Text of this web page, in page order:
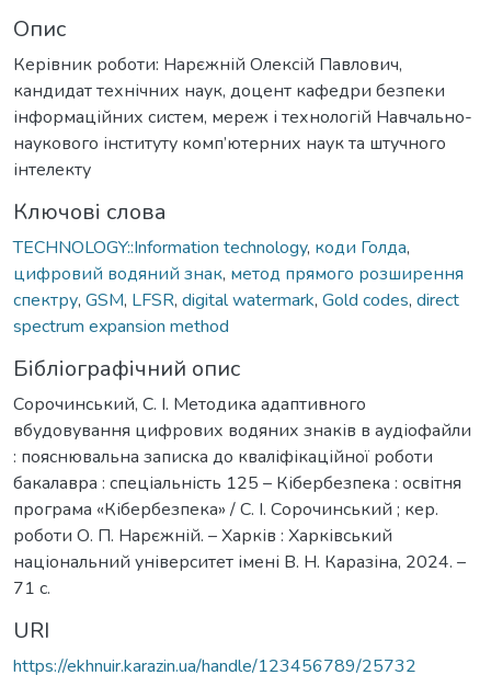
Опис
Керівник роботи: Нарєжній Олексій Павлович,
кандидат технічних наук, доцент кафедри безпеки
інформаційних систем, мереж і технологій Навчально-
наукового інституту комп’ютерних наук та штучного
інтелекту
Ключові слова
TECHNOLOGY::Information technology, коди Голда,
цифровий водяний знак, метод прямого розширення
спектру, GSM, LFSR, digital watermark, Gold codes, direct
spectrum expansion method
Бібліографічний опис
Сорочинський, С. І. Методика адаптивного
вбудовування цифрових водяних знаків в аудіофайли
: пояснювальна записка до кваліфікаційної роботи
бакалавра : спеціальність 125 – Кібербезпека : освітня
програма «Кібербезпека» / С. І. Сорочинський ; кер.
роботи О. П. Нарєжній. – Харків : Харківський
національний університет імені В. Н. Каразіна, 2024. –
71 с.
URI
https://ekhnuir.karazin.ua/handle/123456789/25732